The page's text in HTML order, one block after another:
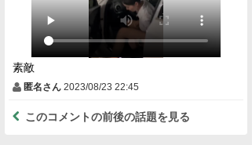
素敵
匿名さん 2023/08/23 22:45
このコメントの前後の話題を見る